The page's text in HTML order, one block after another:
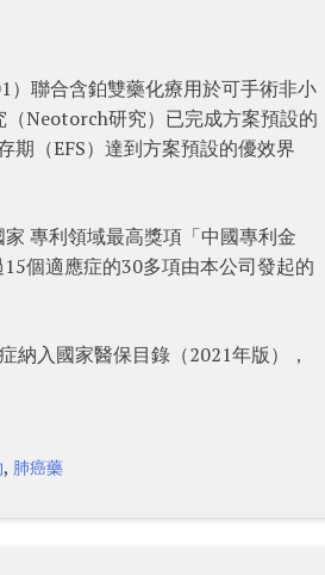
）聯合含鉑雙藥化療用於可手術非小
Neotorch研究）已完成方案預設的
期（EFS）達到方案預設的優效界
專利領域最高獎項「中國專利金
個適應症的30多項由本公司發起的
納入國家醫保目錄（2021年版），
, 肺癌藥